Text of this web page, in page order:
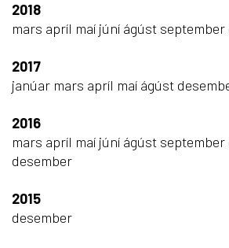
2018
mars apríl maí júní ágúst september
2017
janúar mars apríl maí ágúst
2016
mars apríl maí júní ágúst september
desember
2015
desember